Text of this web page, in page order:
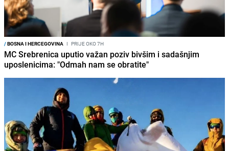
/BOSNA I HERCEGOVINA I PRIJE OKO 7H
MC Srebrenica uputio važan poziv bivšim i sadašnjim
uposlenicima: "Odmah nam se obratite"